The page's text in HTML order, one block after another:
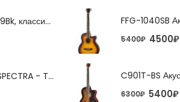
MYSTERY CLT39Bk, классическая гитара
JACKSON JS2 SPECTRA - TOBACCO BURST 4-струнная бас-гитара
5400₽ 4500₽
6300₽ 5400₽